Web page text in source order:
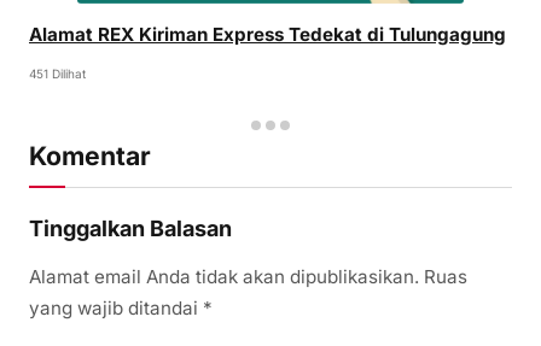
Alamat REX Kiriman Express Tedekat di Tulungagung
451 Dilihat
Komentar
Tinggalkan Balasan
Alamat email Anda tidak akan dipublikasikan. Ruas
yang wajib ditandai *